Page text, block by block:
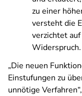
zu einer
versteht die
verzichtet
Widerspruch.
„Die neuen
Einstufungen zu
unnötige